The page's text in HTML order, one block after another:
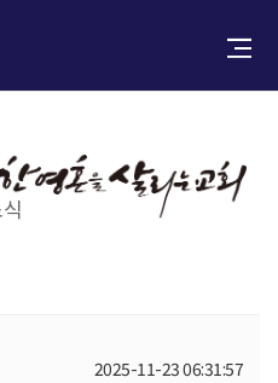
2025-11-23 06:31:57